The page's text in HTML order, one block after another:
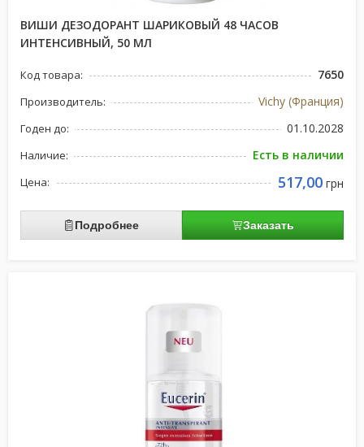
ВИШИ ДЕЗОДОРАНТ ШАРИКОВЫЙ 48 ЧАСОВ
ИНТЕНСИВНЫЙ, 50 МЛ
Код товара: 7650
Производитель: Vichy (Франция)
Годен до: 01.10.2028
Наличие: Есть в наличии
Цена: 517,00 грн
Подробнее Заказать